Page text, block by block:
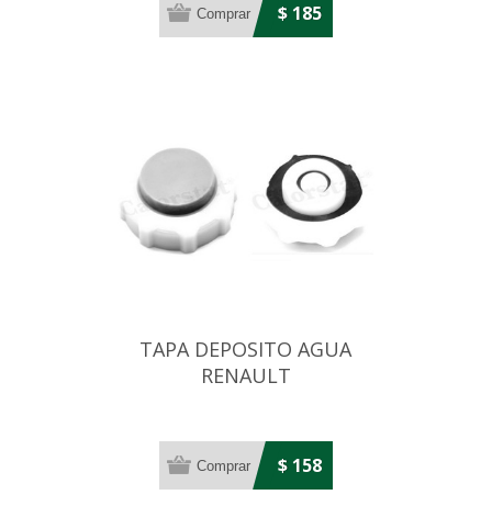
$ 185
TAPA DEPOSITO AGUA
RENAULT
$ 158